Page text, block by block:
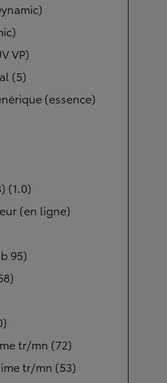
VP)
(5)
(essence)
(1.0)
(en ligne)
95)
tr/mn (72)
tr/mn (53)